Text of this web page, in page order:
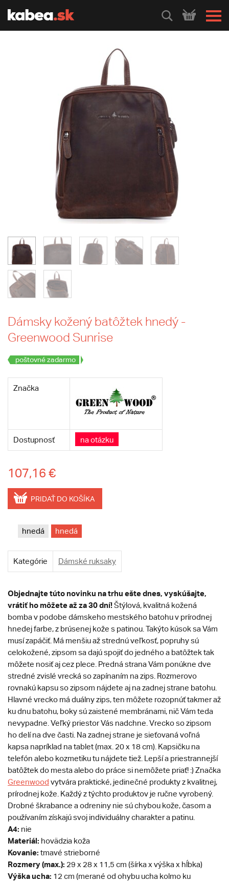
HLEDEJ
Dámsky kožený batôžtek hnedý -
Greenwood Sunrise
poštovné zadarmo
Značka
Dostupnosť na otázku
107,16 €
PRIDAŤ DO KOŠÍKA
hnedá hnedá
Kategórie Dámské ruksaky
Objednajte túto novinku na trhu ešte dnes, vyskúšajte,
vrátiť ho môžete až za 30 dní!Štýlová, kvalitná kožená
bomba v podobe dámskeho mestského batohu v prírodnej
hnedej farbe, z brúsenej kože s patinou. Takýto kúsok sa Vám
musí zapáčiť. Má menšiu až strednú veľkosť, popruhy sú
celokožené, zipsom sa dajú spojiť do jedného a batôžtek tak
môžete nosiť aj cez plece. Predná strana Vám ponúkne dve
stredné zvislé vrecká so zapínaním na zips. Rozmerovo
rovnakú kapsu so zipsom nájdete aj na zadnej strane batohu.
Hlavné vrecko má duálny zips, ten môžete rozopnúť takmer až
ku dnu batohu, boky sú zaistené membránami, nič Vám teda
nevypadne. Veľký priestor Vás nadchne. Vrecko so zipsom
ho delí na dve časti. Na zadnej strane je sieťovaná voľná
kapsa napríklad na tablet (max. 20 x 18 cm). Kapsičku na
telefón alebo kozmetiku tu nájdete tiež. Lepší a priestrannejší
batôžtek do mesta alebo do práce si nemôžete priať! :) Značka
Greenwood vytvára praktické, jedinečné produkty z kvalitnej,
prírodnej kože. Každý z týchto produktov je ručne vyrobený.
Drobné škrabance a odreniny nie sú chybou kože, časom a
používaním získajú svoj individuálny charakter a patinu.
A4: nie
Materiál: hovädzia koža
Kovanie: tmavé strieborné
Rozmery (max.): 29 x 28 x 11,5 cm (šírka x výška x hĺbka)
Výška ucha: 12 cm (merané od ohybu ucha kolmo ku